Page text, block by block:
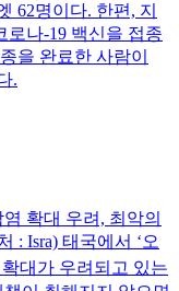
62명이다. 한편, 지
로나-19 백신을 접종
을 완료한 사람이
.
확대 우려, 최악의
: Isra) 태국에서 ‘오
대가 우려되고 있는